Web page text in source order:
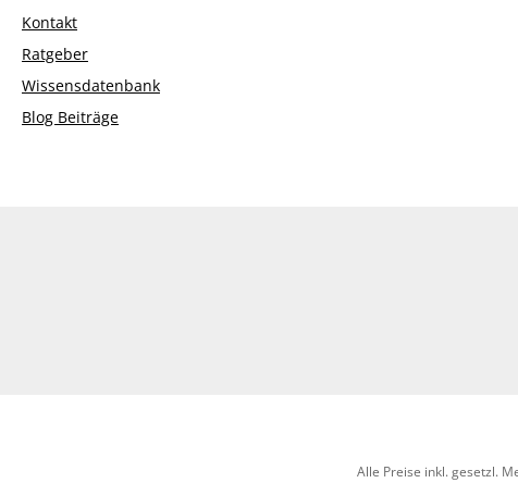
Kontakt
Ratgeber
Wissensdatenbank
Blog Beiträge
Alle Preise inkl. gesetzl.